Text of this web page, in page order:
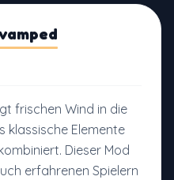
frischen Wind in die
klassische Elemente
Dieser Mod
erfahrenen Spielern